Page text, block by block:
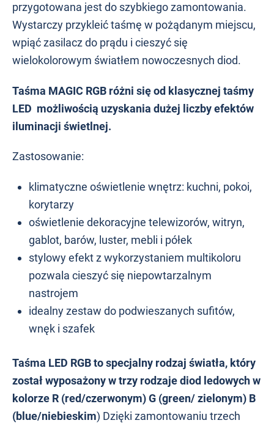
przygotowana jest do szybkiego zamontowania.
Wystarczy przykleić taśmę w pożądanym miejscu,
wpiąć zasilacz do prądu i cieszyć się
wielokolorowym światłem nowoczesnych diod.
Taśma MAGIC RGB różni się od klasycznej taśmy
LED możliwością uzyskania dużej liczby efektów
iluminacji świetlnej.
Zastosowanie:
klimatyczne oświetlenie wnętrz: kuchni, pokoi,
korytarzy
oświetlenie dekoracyjne telewizorów, witryn,
gablot, barów, luster, mebli i półek
stylowy efekt z wykorzystaniem multikoloru
pozwala cieszyć się niepowtarzalnym
nastrojem
idealny zestaw do podwieszanych sufitów,
wnęk i szafek
Taśma LED RGB to specjalny rodzaj światła, który
został wyposażony w trzy rodzaje diod ledowych w
kolorze R (red/czerwonym) G (green/ zielonym) B
(blue/niebieskim) Dzięki zamontowaniu trzech